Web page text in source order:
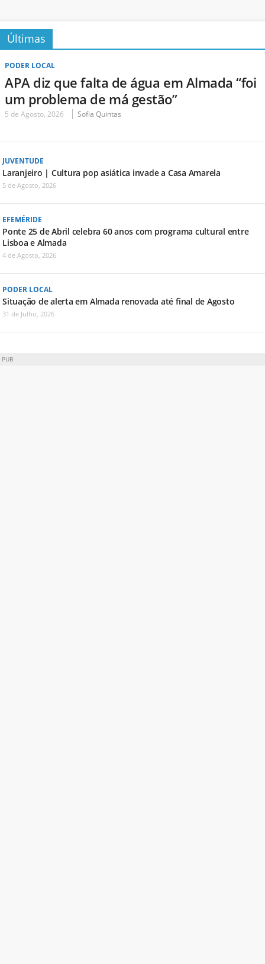
Últimas
PODER LOCAL
APA diz que falta de água em Almada “foi
um problema de má gestão”
5 de Agosto, 2026 Sofia Quintas
JUVENTUDE
Laranjeiro | Cultura pop asiática invade a Casa Amarela
5 de Agosto, 2026
EFEMÉRIDE
Ponte 25 de Abril celebra 60 anos com programa cultural entre
Lisboa e Almada
4 de Agosto, 2026
PODER LOCAL
Situação de alerta em Almada renovada até final de Agosto
31 de Julho, 2026
PUB